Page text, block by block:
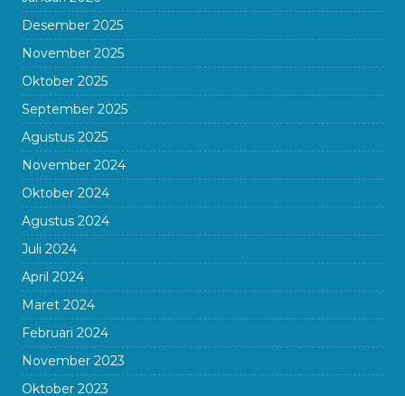
Desember 2025
November 2025
Oktober 2025
September 2025
Agustus 2025
November 2024
Oktober 2024
Agustus 2024
Juli 2024
April 2024
Maret 2024
Februari 2024
November 2023
Oktober 2023